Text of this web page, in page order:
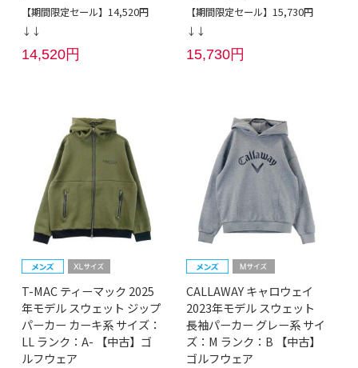
【期間限定セール】14,520円
↓↓
14,520円
【期間限定セール】15,730円
↓↓
15,730円
T-MAC ティーマック 2025
年モデル スウェット ジップ
パーカー カーキ系 サイズ：
LL ランク：A- 【中古】ゴ
ルフウェア
CALLAWAY キャロウェイ
2023年モデル スウェット
長袖パーカー グレー系 サイ
ズ：M ランク：B 【中古】
ゴルフウェア